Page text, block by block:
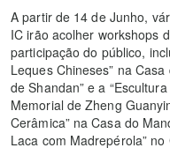
A partir de 14 de Junho,
IC irão acolher workshops
participação do público,
Leques Chineses” na
de Shandan” e a
Memorial de Zheng
Cerâmica” na Casa do
Laca com Madrepérola”